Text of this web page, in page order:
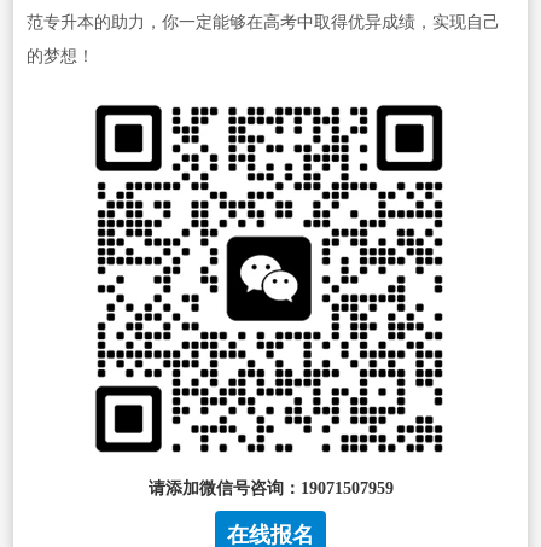
范专升本的助力，你一定能够在高考中取得优异成绩，实现自己
的梦想！
请添加微信号咨询：19071507959
在线报名